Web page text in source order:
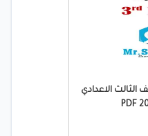
الاعدادي